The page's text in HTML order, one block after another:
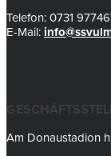
Telefon: 0731
E-Mail:
Am Donaustadion